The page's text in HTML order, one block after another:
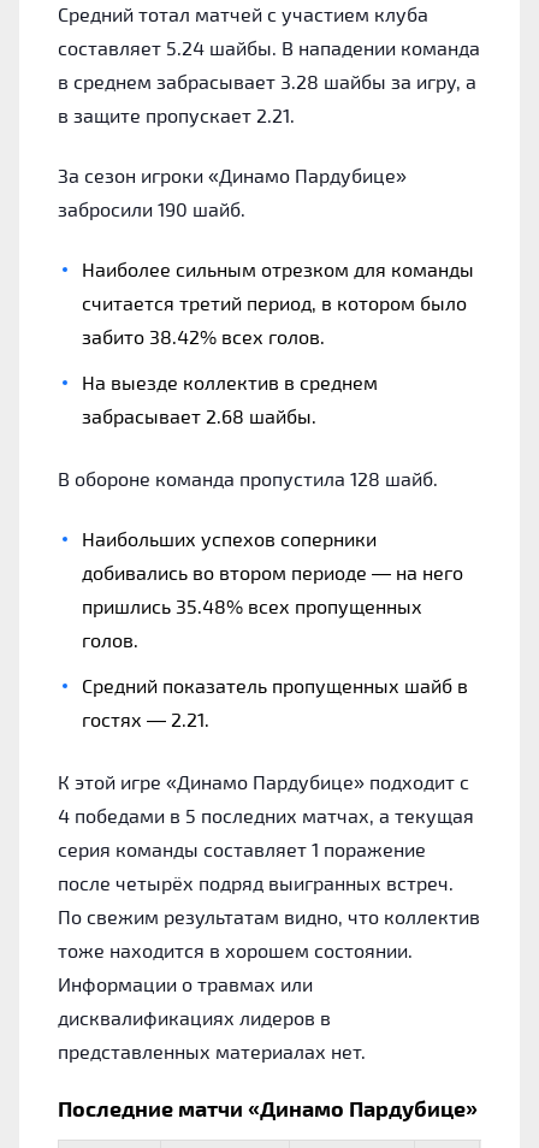
Средний тотал матчей с участием клуба
составляет 5.24 шайбы. В нападении команда
в среднем забрасывает 3.28 шайбы за игру, а
в защите пропускает 2.21.
За сезон игроки «Динамо Пардубице»
забросили 190 шайб.
Наиболее сильным отрезком для команды
считается третий период, в котором было
забито 38.42% всех голов.
На выезде коллектив в среднем
забрасывает 2.68 шайбы.
В обороне команда пропустила 128 шайб.
Наибольших успехов соперники
добивались во втором периоде — на него
пришлись 35.48% всех пропущенных
голов.
Средний показатель пропущенных шайб в
гостях — 2.21.
К этой игре «Динамо Пардубице» подходит с
4 победами в 5 последних матчах, а текущая
серия команды составляет 1 поражение
после четырёх подряд выигранных встреч.
По свежим результатам видно, что коллектив
тоже находится в хорошем состоянии.
Информации о травмах или
дисквалификациях лидеров в
представленных материалах нет.
Последние матчи «Динамо Пардубице»